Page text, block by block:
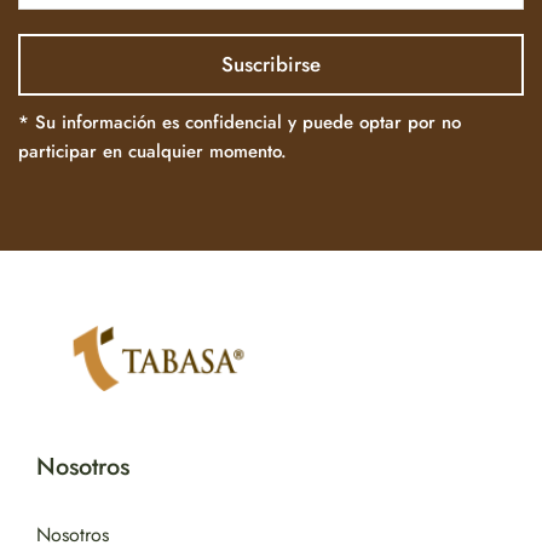
* Su información es confidencial y puede optar por no
participar en cualquier momento.
Nosotros
Nosotros